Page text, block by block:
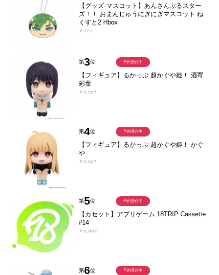
【グッズ-マスコット】あんさんぶるスター
ズ！！ おまんじゅうにぎにぎマスコット ね
くすと2 Hbox
￥770
第3位
【フィギュア】るかっぷ 超かぐや姫！ 酒寄
彩葉
￥3,927
予約受付中
第4位
【フィギュア】るかっぷ 超かぐや姫！ かぐ
や
￥3,927
予約受付中
第5位
【カセット】アプリゲーム 18TRIP Cassette
#14
￥8,800
予約受付中
第6位 予約受付中